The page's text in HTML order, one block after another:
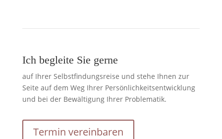
Ich begleite Sie gerne
auf Ihrer Selbstfindungsreise und stehe Ihnen zur
Seite auf dem Weg Ihrer Persönlichkeitsentwicklung
und bei der Bewältigung Ihrer Problematik.
Termin vereinbaren